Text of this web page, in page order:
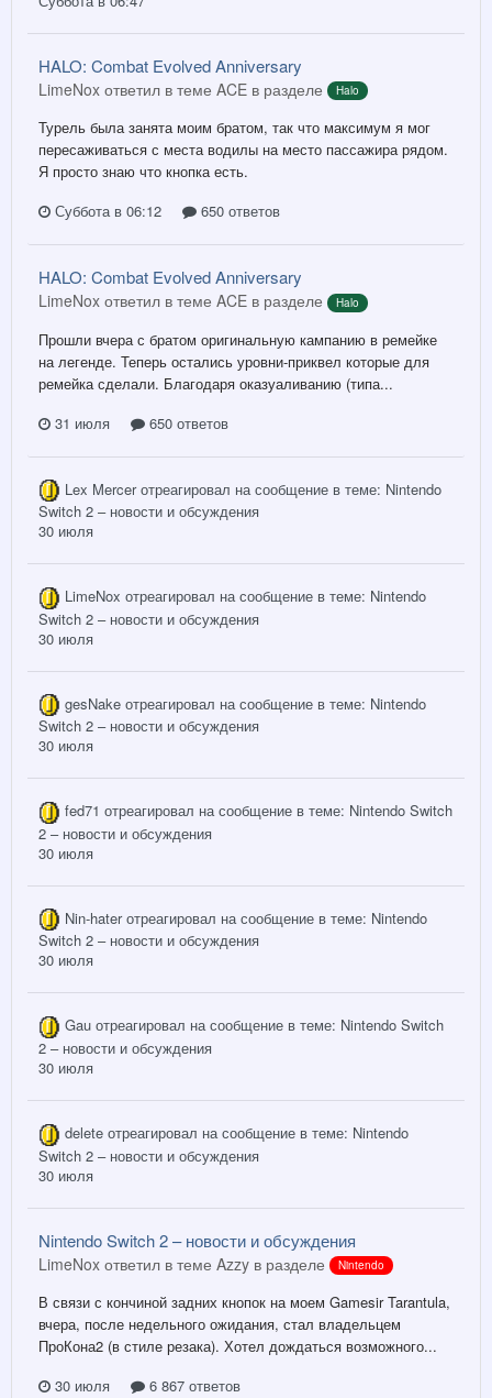
HALO: Combat Evolved Anniversary
LimeNox ответил в теме ACE в разделе Halo
Турель была занята моим братом, так что максимум я мог
пересаживаться с места водилы на место пассажира рядом.
Я просто знаю что кнопка есть.
Суббота в 06:12
650 ответов
HALO: Combat Evolved Anniversary
LimeNox ответил в теме ACE в разделе Halo
Прошли вчера с братом оригинальную кампанию в ремейке
на легенде. Теперь остались уровни-приквел которые для
ремейка сделали. Благодаря оказуаливанию (типа...
31 июля
650 ответов
Lex Mercerотреагировал на сообщение в теме: Nintendo
Switch 2 – новости и обсуждения
30 июля
LimeNox отреагировал на сообщение в теме: Nintendo
Switch 2 – новости и обсуждения
30 июля
gesNake отреагировал на сообщение в теме: Nintendo
Switch 2 – новости и обсуждения
30 июля
fed71 отреагировал на сообщение в теме: Nintendo Switch
2 – новости и обсуждения
30 июля
Nin-haterотреагировал на сообщение в теме: Nintendo
Switch 2 – новости и обсуждения
30 июля
Gau отреагировал на сообщение в теме: Nintendo Switch
2 – новости и обсуждения
30 июля
delete отреагировал на сообщение в теме: Nintendo
Switch 2 – новости и обсуждения
30 июля
Nintendo Switch 2 – новости и обсуждения
LimeNox ответил в теме Azzy в разделе Nintendo
В связи с кончиной задних кнопок на моем Gamesir Tarantula,
вчера, после недельного ожидания, стал владельцем
ПроКона2 (в стиле резака). Хотел дождаться возможного...
30 июля
6 867 ответов